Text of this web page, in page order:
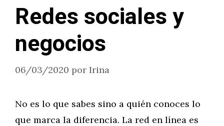
Redes sociales y
negocios
06/03/2020 por Irina
No es lo que sabes sino a quién conoces lo
que marca la diferencia. La red en línea es